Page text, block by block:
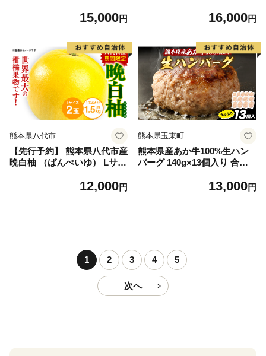
トグレー 4枚【配送不可地
15,000円
g×4パック 牛肉 すてーき 焼
16,000円
熊本県八代市
【先行予約】 熊本県八代市産
晩白柚 （ばんぺいゆ） Lサイ
もの フルーツ おやつ 特産 熊
12,000円
熊本県玉東町
熊本県産あか牛100%生ハン
バーグ 140g×13個入り 合計1
に出荷予定(土日祝除く)》熊
13,000円
1 2 3 4 5
次へ